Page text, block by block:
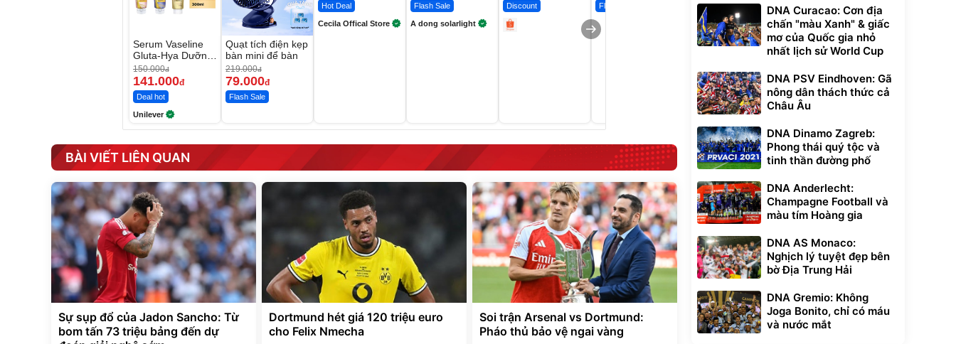
Serum Vaseline
Gluta-Hya Dưỡng
Da Sáng Mịn Sau
7 Ngày
150.000đ
141.000đ
Deal hot
Unilever
Quạt tích điện kẹp
bàn mini để bàn
219.000đ
79.000đ
Flash Sale
Hot Deal
Cecila Offical Store
Flash Sale
A dong solarlight
Discount Flash Sale Flash Sale
Lót ghế ôtô, nâng
lưng chống nóng
trong di chuyển
295.000đ
Đã bán nhiều
BÀI VIẾT LIÊN QUAN
Sự sụp đổ của Jadon Sancho: Từ
bom tấn 73 triệu bảng đến dự
Dortmund hét giá 120 triệu euro
cho Felix Nmecha
Soi trận Arsenal vs Dortmund:
Pháo thủ bảo vệ ngai vàng
DNA Curacao: Cơn địa
chấn "màu Xanh" & giấc
mơ của Quốc gia nhỏ
nhất lịch sử World Cup
DNA PSV Eindhoven: Gã
nông dân thách thức cả
Châu Âu
DNA Dinamo Zagreb:
Phong thái quý tộc và
tinh thần đường phố
DNA Anderlecht:
Champagne Football và
màu tím Hoàng gia
DNA AS Monaco:
Nghịch lý tuyệt đẹp bên
bờ Địa Trung Hải
DNA Gremio: Không
Joga Bonito, chỉ có máu
và nước mắt